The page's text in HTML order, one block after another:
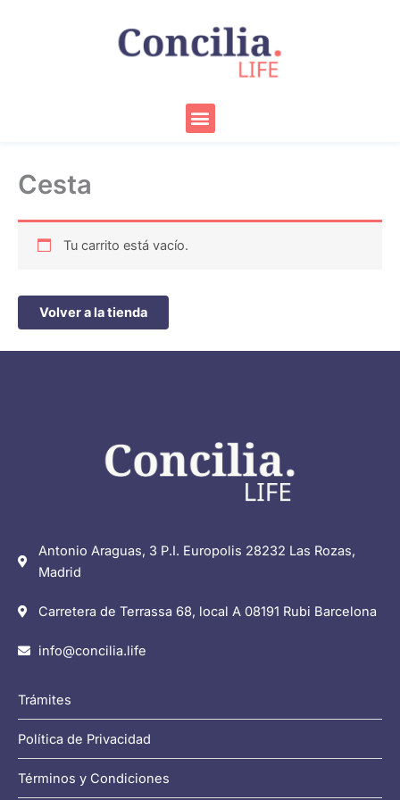
Menu
Cesta
Tu carrito está vacío.
Volver a la tienda
Antonio Araguas, 3 P.I. Europolis 28232 Las Rozas,
Madrid
Carretera de Terrassa 68, local A 08191 Rubi Barcelona
info@concilia.life
Trámites
Política de Privacidad
Términos y Condiciones